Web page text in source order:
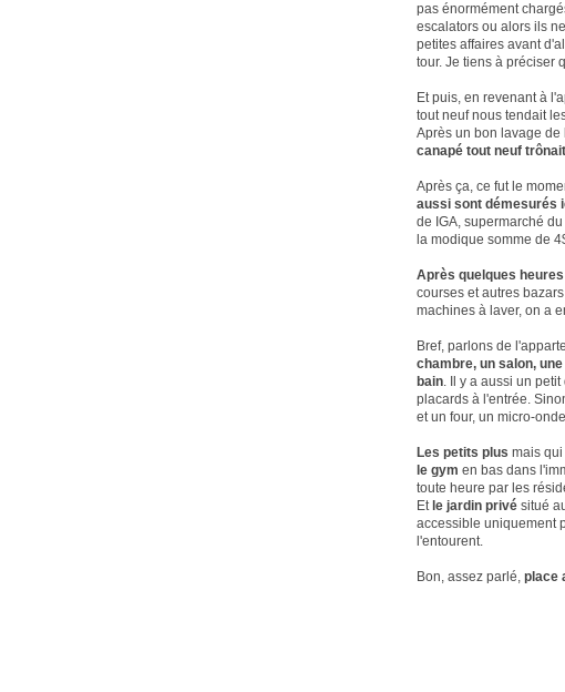
pas énormément
escalators ou alors ils
petites affaires avant
tour. Je tiens à préciser
Et puis, en revenant à
tout neuf nous tendait
Après un bon lavage
canapé tout neuf
Après ça, ce fut le
aussi sont démesurés
de IGA, supermarché
la modique somme de
Après quelques
courses et autres
machines à laver, on a
Bref, parlons de
chambre, un salon,
bain. Il y a aussi un
placards à l'entrée.
et un four, un micro-
Les petits plus mais qui
le gym en bas dans
toute heure par les
Et le jardin privé situé
accessible uniquement
l'entourent.
Bon, assez parlé, place